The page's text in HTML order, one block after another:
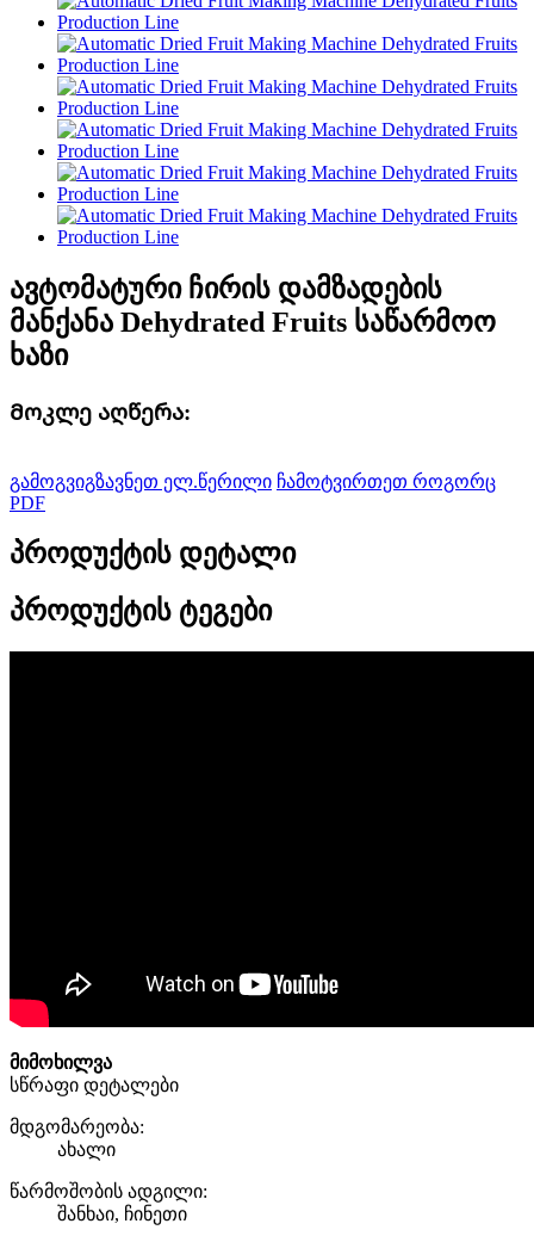
ავტომატური ჩირის დამზადების
მანქანა Dehydrated Fruits საწარმოო
ხაზი
Მოკლე აღწერა:
გამოგვიგზავნეთ ელ.წერილი ჩამოტვირთეთ როგორც
PDF
პროდუქტის დეტალი
პროდუქტის ტეგები
მიმოხილვა
სწრაფი დეტალები
მდგომარეობა:
ახალი
წარმოშობის ადგილი:
შანხაი, ჩინეთი